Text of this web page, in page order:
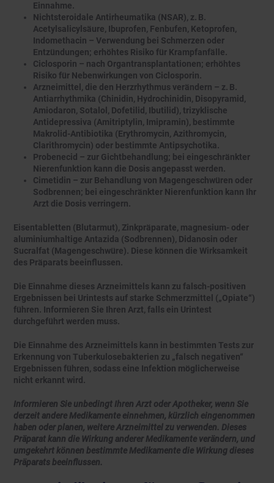
Einnahme.
Nichtsteroidale Antirheumatika (NSAR), z. B.
Acetylsalicylsäure, Ibuprofen, Fenbufen, Ketoprofen,
Indomethacin – Verwendung bei Schmerzen oder
Entzündungen; erhöhtes Risiko für Krampfanfälle.
Ciclosporin – nach Organtransplantationen; erhöhtes
Risiko für Nebenwirkungen von Ciclosporin.
Arzneimittel, die den Herzrhythmus verändern – z. B.
Antiarrhythmika (Chinidin, Hydrochinidin, Disopyramid,
Amiodaron, Sotalol, Dofetilid, Ibutilid), trizyklische
Antidepressiva (Amitriptylin, Imipramin), bestimmte
Makrolid-Antibiotika (Erythromycin, Azithromycin,
Clarithromycin) oder bestimmte Antipsychotika.
Probenecid – zur Gichtbehandlung; bei eingeschränkter
Nierenfunktion kann die Dosis angepasst werden.
Cimetidin – zur Behandlung von Magengeschwüren oder
Sodbrennen; bei eingeschränkter Nierenfunktion kann Ihr
Arzt die Dosis verringern.
Eisentabletten (Blutarmut), Zinkpräparate, magnesium- oder
aluminiumhaltige Antazida (Sodbrennen), Didanosin oder
Sucralfat (Magengeschwüre). Diese können die Wirksamkeit
des Präparats beeinflussen.
Die Einnahme dieses Arzneimittels kann zu falsch-positiven
Ergebnissen bei Urintests auf starke Schmerzmittel („Opiate“)
führen. Informieren Sie Ihren Arzt, falls ein Urintest
durchgeführt werden muss.
Die Einnahme des Arzneimittels kann in bestimmten Tests zur
Erkennung von Tuberkulosebakterien zu „falsch negativen“
Ergebnissen führen, sodass eine Infektion möglicherweise
nicht erkannt wird.
Informieren Sie unbedingt Ihren Arzt oder Apotheker, wenn Sie
derzeit andere Medikamente einnehmen, kürzlich eingenommen
haben oder planen, weitere Arzneimittel zu verwenden. Dieses
Präparat kann die Wirkung anderer Medikamente verändern, und
umgekehrt können bestimmte Medikamente die Wirkung dieses
Präparats beeinflussen.